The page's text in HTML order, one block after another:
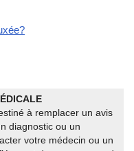
à remplacer un avis
diagnostic ou un
votre médecin ou un